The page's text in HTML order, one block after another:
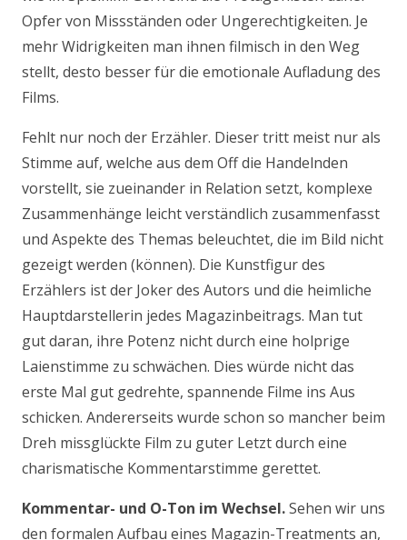
Opfer von Missständen oder Ungerechtigkeiten. Je
mehr Widrigkeiten man ihnen filmisch in den Weg
stellt, desto besser für die emotionale Aufladung des
Films.
Fehlt nur noch der Erzähler. Dieser tritt meist nur als
Stimme auf, welche aus dem Off die Handelnden
vorstellt, sie zueinander in Relation setzt, komplexe
Zusammenhänge leicht verständlich zusammenfasst
und Aspekte des Themas beleuchtet, die im Bild nicht
gezeigt werden (können). Die Kunstfigur des
Erzählers ist der Joker des Autors und die heimliche
Hauptdarstellerin jedes Magazinbeitrags. Man tut
gut daran, ihre Potenz nicht durch eine holprige
Laienstimme zu schwächen. Dies würde nicht das
erste Mal gut gedrehte, spannende Filme ins Aus
schicken. Andererseits wurde schon so mancher beim
Dreh missglückte Film zu guter Letzt durch eine
charismatische Kommentarstimme gerettet.
Kommentar- und O-Ton im Wechsel.Sehen wir uns
den formalen Aufbau eines Magazin-Treatments an,